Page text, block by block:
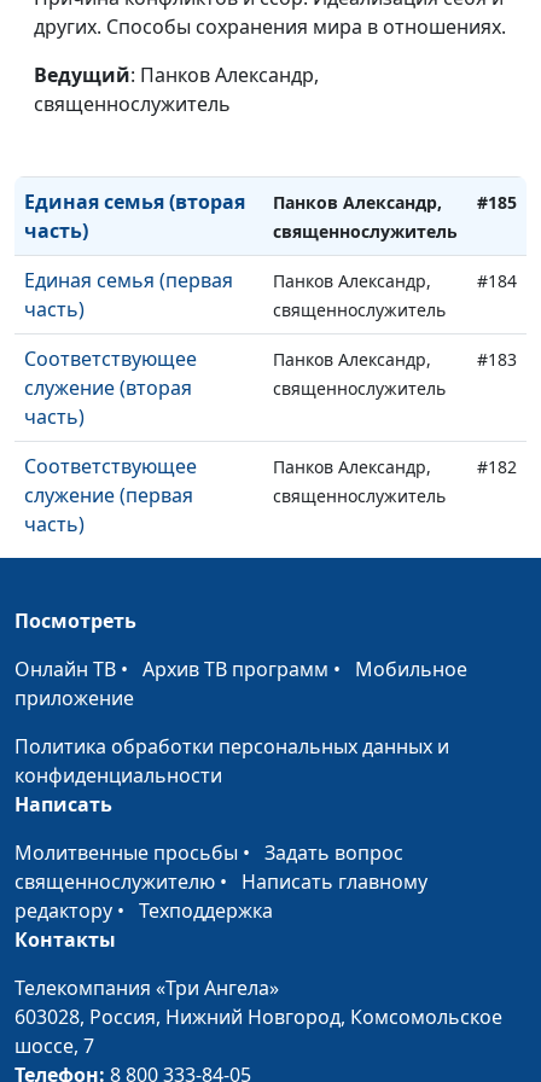
других. Способы сохранения мира в отношениях.
Ведущий: Панков Александр,
священнослужитель
Кризис в Коринфе
(вторая часть)
Панков Александр,
священнослужитель
Кризис в Коринфе
Единая семья (вторая
часть)
Панков Александр,
священнослужитель
#185
Единая семья (первая
часть)
Панков Александр,
священнослужитель
#184
Соответствующее
служение (вторая
часть)
Панков Александр,
священнослужитель
#183
Соответствующее
служение (первая
часть)
Панков Александр,
священнослужитель
#182
друга (первая часть)
священнослужитель
немощным в вере
(вторая часть)
священнослужитель
немощным в вере
(первая часть)
священнослужитель
Не время спать (вторая
часть)
Не время спать (первая
часть)
Панков Александр,
#176
Посмотреть
Онлайн ТВ • Архив ТВ программ • Мобильное
приложение
Политика обработки персональных данных и
конфиденциальности
Написать
Молитвенные просьбы • Задать вопрос
священнослужителю • Написать главному
редактору • Техподдержка
Контакты
Телекомпания «Три Ангела»
603028, Россия, Нижний Новгород, Комсомольское
шоссе, 7
Телефон: 8 800 333-84-05